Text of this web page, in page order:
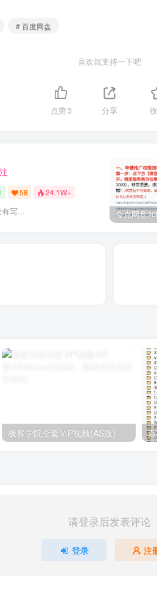
# 百度网盘
喜欢就支持一下吧
点赞3 分享
58 24.1W+
写... 夸克网盘
极客学院全套ⅥP视频(AS版)
请登录后发表评论
登录 注